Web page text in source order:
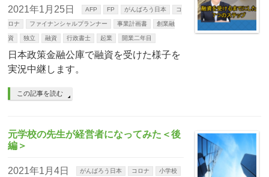
2021年1月25日 AFP FP がんばろう日本 コ
ロナ ファイナンシャルプランナー 事業計画書 創業融
資 独立 融資 行政書士 起業 開業二年目
日本政策金融公庫で融資を受けた様子を
実況中継します。
この記事を読む
元学校の先生が経営者になってみた＜後
編＞
2021年1月4日 がんばろう日本 コロナ 小学校